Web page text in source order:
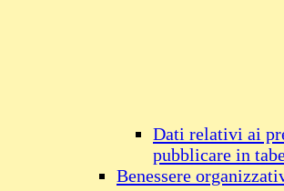
Dati relativi ai
pubblicare in
Benessere